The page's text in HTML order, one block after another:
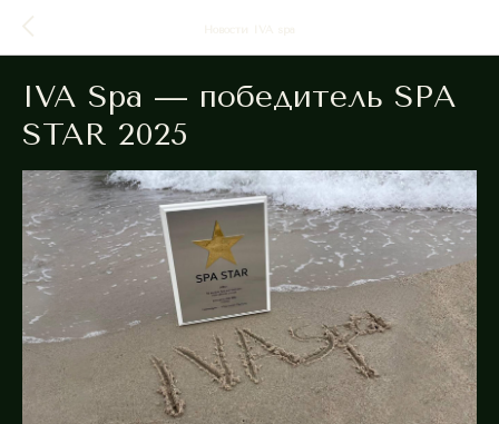
IVA Spa — победитель SPA
STAR 2025